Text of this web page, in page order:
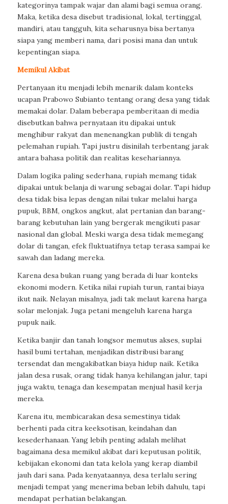
kategorinya tampak wajar dan alami bagi semua orang.
Maka, ketika desa disebut tradisional, lokal, tertinggal,
mandiri, atau tangguh, kita seharusnya bisa bertanya
siapa yang memberi nama, dari posisi mana dan untuk
kepentingan siapa.
Memikul Akibat
Pertanyaan itu menjadi lebih menarik dalam konteks
ucapan Prabowo Subianto tentang orang desa yang tidak
memakai dolar. Dalam beberapa pemberitaan di media
disebutkan bahwa pernyataan itu dipakai untuk
menghibur rakyat dan menenangkan publik di tengah
pelemahan rupiah. Tapi justru disinilah terbentang jarak
antara bahasa politik dan realitas kesehariannya.
Dalam logika paling sederhana, rupiah memang tidak
dipakai untuk belanja di warung sebagai dolar. Tapi hidup
desa tidak bisa lepas dengan nilai tukar melalui harga
pupuk, BBM, ongkos angkut, alat pertanian dan barang-
barang kebutuhan lain yang bergerak mengikuti pasar
nasional dan global. Meski warga desa tidak memegang
dolar di tangan, efek fluktuatifnya tetap terasa sampai ke
sawah dan ladang mereka.
Karena desa bukan ruang yang berada di luar konteks
ekonomi modern. Ketika nilai rupiah turun, rantai biaya
ikut naik. Nelayan misalnya, jadi tak melaut karena harga
solar melonjak. Juga petani mengeluh karena harga
pupuk naik.
Ketika banjir dan tanah longsor memutus akses, suplai
hasil bumi tertahan, menjadikan distribusi barang
tersendat dan mengakibatkan biaya hidup naik. Ketika
jalan desa rusak, orang tidak hanya kehilangan jalur, tapi
juga waktu, tenaga dan kesempatan menjual hasil kerja
mereka.
Karena itu, membicarakan desa semestinya tidak
berhenti pada citra keeksotisan, keindahan dan
kesederhanaan. Yang lebih penting adalah melihat
bagaimana desa memikul akibat dari keputusan politik,
kebijakan ekonomi dan tata kelola yang kerap diambil
jauh dari sana. Pada kenyataannya, desa terlalu sering
menjadi tempat yang menerima beban lebih dahulu, tapi
mendapat perhatian belakangan.